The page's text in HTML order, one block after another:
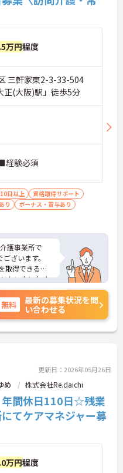
万円程度
三軒家東2-3-33-504
正(大阪)駅」徒歩5分
経験必須
日以上
資格取得サポート
り
ボーナス・賞与あり
護事業所で
ざいます。
取得できるの
たい方におす
務終了後の予
トなど、さら
にご相談くだ
無料
最新の募集状況を問
い合わせる
更新日：2026年05月26日
め 株式会社Re.daichi
年間休日110日☆残業
てケアマネジャー募
万円程度